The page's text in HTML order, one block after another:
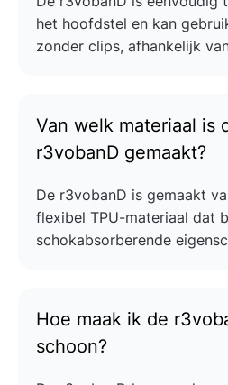
het hoofdstel en kan
zonder clips, afhankelijk
Van welk materiaal is
r3vobanD gemaakt?
De r3vobanD is gemaakt
flexibel TPU-materiaal dat
schokabsorberende
Hoe maak ik de
schoon?